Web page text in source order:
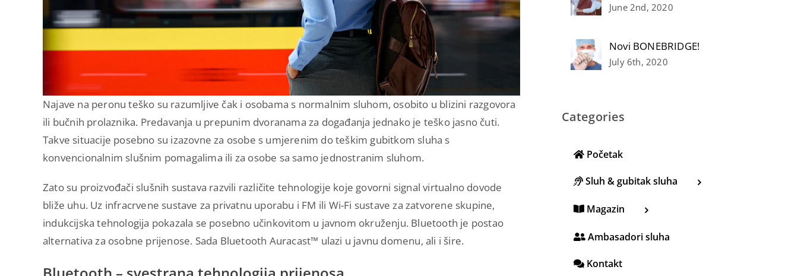
Najave na peronu teško su razumljive čak i osobama s normalnim sluhom, osobito u blizini razgovora
ili bučnih prolaznika. Predavanja u prepunim dvoranama za događanja jednako je teško jasno čuti.
Takve situacije posebno su izazovne za osobe s umjerenim do teškim gubitkom sluha s
konvencionalnim slušnim pomagalima ili za osobe sa samo jednostranim sluhom.
Zato su proizvođači slušnih sustava razvili različite tehnologije koje govorni signal virtualno dovode
bliže uhu. Uz infracrvene sustave za privatnu uporabu i FM ili Wi-Fi sustave za zatvorene skupine,
indukcijska tehnologija pokazala se posebno učinkovitom u javnom okruženju. Bluetooth je postao
alternativa za osobne prijenose. Sada Bluetooth Auracast™ ulazi u javnu domenu, ali i šire.
June 2nd, 2020
Novi BONEBRIDGE!
July 6th, 2020
Categories
Početak
Sluh & gubitak sluha
Magazin
Ambasadori sluha
Kontakt